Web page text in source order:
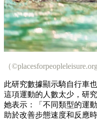
（©placesforpeopleleisure.org
此研究數據顯示騎自行車
這項運動的人數太少，研
她表示：「不同類型的運
助於改善步態速度和反應